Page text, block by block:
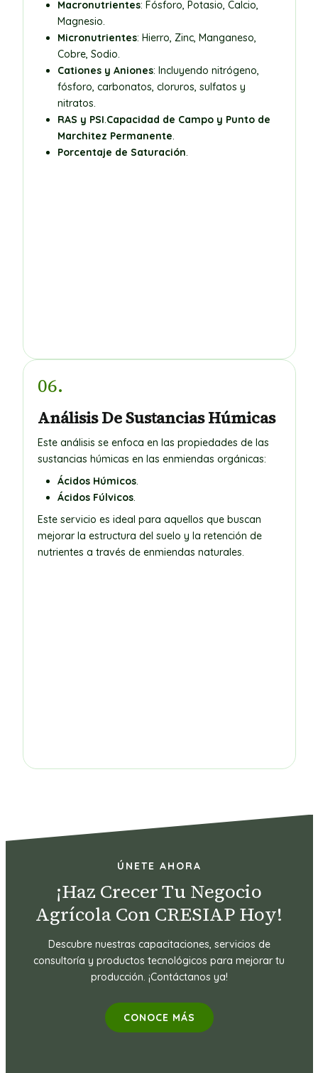
Macronutrientes: Fósforo, Potasio, Calcio,
Magnesio.
Micronutrientes: Hierro, Zinc, Manganeso,
Cobre, Sodio.
Cationes y Aniones: Incluyendo nitrógeno,
fósforo, carbonatos, cloruros, sulfatos y
nitratos.
RAS y PSI.Capacidad de Campo y Punto de
Marchitez Permanente.
Porcentaje de Saturación.
06.
Análisis De Sustancias Húmicas
Este análisis se enfoca en las propiedades de las
sustancias húmicas en las enmiendas orgánicas:
Ácidos Húmicos.
Ácidos Fúlvicos.
Este servicio es ideal para aquellos que buscan
mejorar la estructura del suelo y la retención de
nutrientes a través de enmiendas naturales.
ÚNETE AHORA
¡Haz Crecer Tu Negocio
Agrícola Con CRESIAP Hoy!
Descubre nuestras capacitaciones, servicios de
consultoría y productos tecnológicos para mejorar tu
producción. ¡Contáctanos ya!
CONOCE MÁS